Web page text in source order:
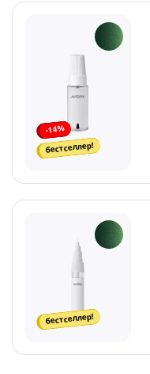
-14%
бестселлер!
бестселлер!